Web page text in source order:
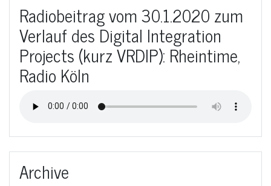
Radiobeitrag vom 30.1.2020 zum
Verlauf des Digital Integration
Projects (kurz VRDIP): Rheintime,
Radio Köln
Archive